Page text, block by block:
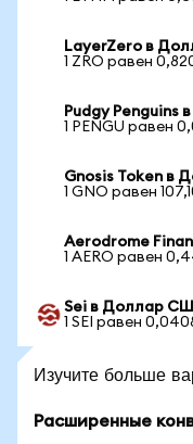
LayerZero в
1 ZRO равен
Pudgy
1 PENGU равен
Gnosis Token в
1 GNO равен
Aerodrome
1 AERO равен
Sei в Доллар
1 SEI равен
Изучите больше
Расширенные